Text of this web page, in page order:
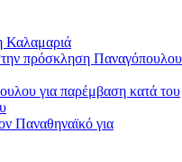
Καλαμαριά
πρόσκληση Παναγόπουλου
για παρέμβαση κατά του
Παναθηναϊκό για